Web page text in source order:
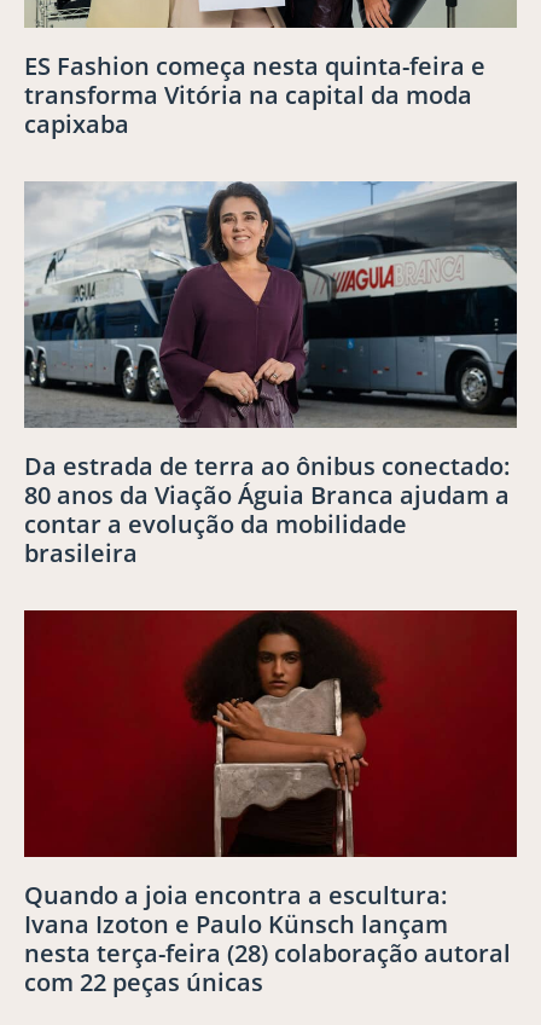
ES Fashion começa nesta quinta-feira e
transforma Vitória na capital da moda
capixaba
Da estrada de terra ao ônibus conectado:
80 anos da Viação Águia Branca ajudam a
contar a evolução da mobilidade
brasileira
Quando a joia encontra a escultura:
Ivana Izoton e Paulo Künsch lançam
nesta terça-feira (28) colaboração autoral
com 22 peças únicas